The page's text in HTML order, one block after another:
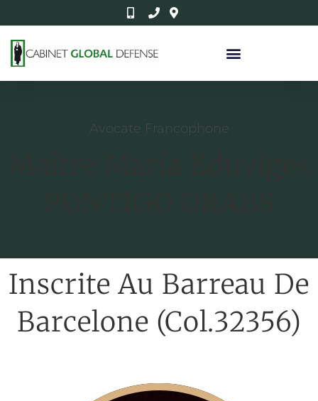
Avocate Francophone
Inscrite Au Barreau De
Barcelone (Col.32356)